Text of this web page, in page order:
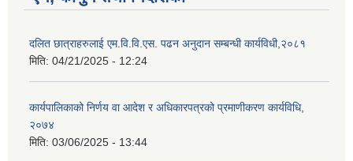
दलित छात्राहरुलाई एम.वि.वि.एस. पढन अनुदान सम्बन्धी कार्यविधी,२०८१
मिति: 04/21/2025 - 12:24
कार्यपालिकाको निर्णय वा आदेश र अधिकारपत्रको प्रमाणीकरण कार्यविधि,
२०७४
मिति: 03/06/2025 - 13:44